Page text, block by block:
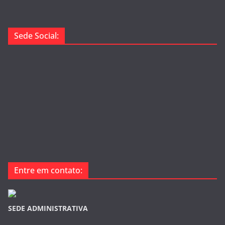
Sede Social:
Entre em contato:
SEDE ADMINISTRATIVA